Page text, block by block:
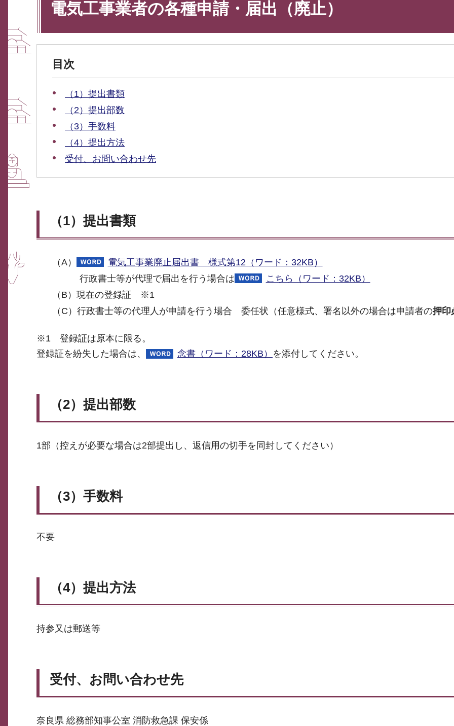
電気工事業者の各種申請・届出（廃止）
目次
（1）提出書類
（2）提出部数
（3）手数料
（4）提出方法
受付、お問い合わせ先
（1）提出書類
（A）
電気工事業廃止届出書 様式第12（ワード：32KB）
行政書士等が代理で届出を行う場合は
こちら（ワード：32KB）
（B）現在の登録証 ※1
（C）行政書士等の代理人が申請を行う場合 委任状（任意様式、署名以外の場合は申請者の押印
※1 登録証は原本に限る。
登録証を紛失した場合は、
念書（ワード：28KB） を添付してください。
（2）提出部数
1部（控えが必要な場合は2部提出し、返信用の切手を同封してください）
（3）手数料
不要
（4）提出方法
持参又は郵送等
受付、お問い合わせ先
奈良県 総務部知事公室 消防救急課 保安係